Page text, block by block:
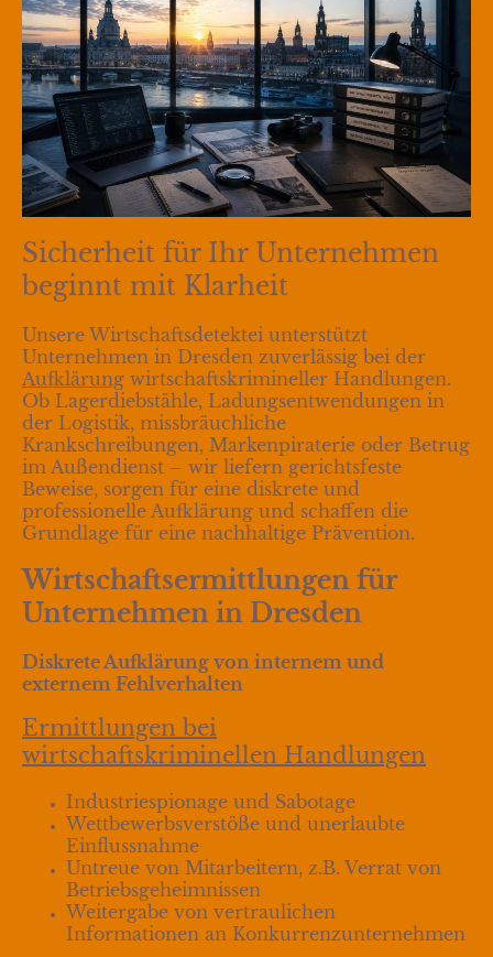
Sicherheit für Ihr Unternehmen
beginnt mit Klarheit
Unsere Wirtschaftsdetektei unterstützt
Unternehmen in Dresden zuverlässig bei der
Aufklärung wirtschaftskrimineller Handlungen.
Ob Lagerdiebstähle, Ladungsentwendungen in
der Logistik, missbräuchliche
Krankschreibungen, Markenpiraterie oder Betrug
im Außendienst – wir liefern gerichtsfeste
Beweise, sorgen für eine diskrete und
professionelle Aufklärung und schaffen die
Grundlage für eine nachhaltige Prävention.
Wirtschaftsermittlungen für
Unternehmen in Dresden
Diskrete Aufklärung von internem und
externem Fehlverhalten
Ermittlungen bei
wirtschaftskriminellen Handlungen
Industriespionage und Sabotage
Wettbewerbsverstöße und unerlaubte
Einflussnahme
Untreue von Mitarbeitern, z.B. Verrat von
Betriebsgeheimnissen
Weitergabe von vertraulichen
Informationen an Konkurrenzunternehmen